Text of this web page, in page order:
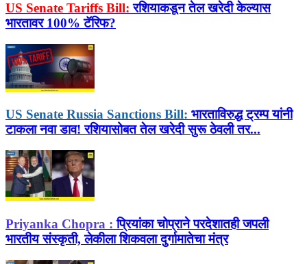
US Senate Tariffs Bill: रशियाकडून तेल खरेदी केल्यास
भारतावर 100% टॅरिफ?
US Senate Russia Sanctions Bill: भारताविरुद्ध ट्रम्प यांनी
टाकला नवा डाव! रशियासोबत तेल खरेदी सुरू ठेवली तर...
Priyanka Chopra : प्रियांका चोप्राने परदेशातही जपली
भारतीय संस्कृती, लेकीला शिकवला दुर्गामातेचा मंत्र